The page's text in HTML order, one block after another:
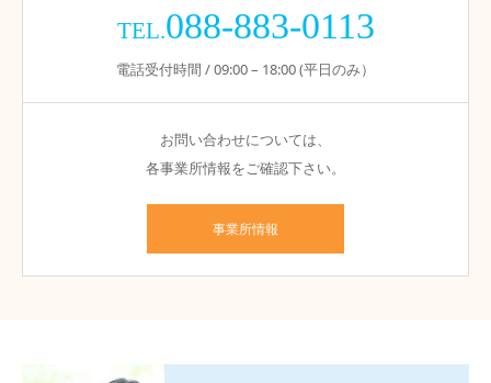
TEL.088-883-0113
電話受付時間 / 09:00 – 18:00 (平日のみ）
お問い合わせについては、
各事業所情報をご確認下さい。
事業所情報